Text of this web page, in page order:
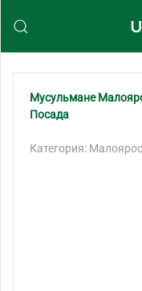
Мусульмане
Посада
Категория: